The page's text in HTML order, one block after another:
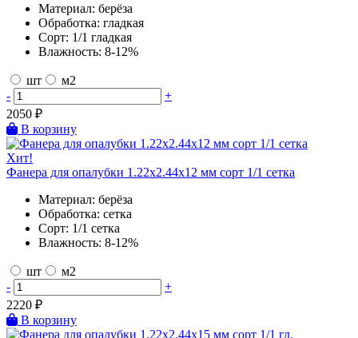
Материал: берёза
Обработка: гладкая
Сорт: 1/1 гладкая
Влажность: 8-12%
шт
м2
-
+
2050 ₽
В корзину
Хит!
Фанера для опалубки 1.22х2.44х12 мм сорт 1/1 сетка
Материал: берёза
Обработка: сетка
Сорт: 1/1 сетка
Влажность: 8-12%
шт
м2
-
+
2220 ₽
В корзину